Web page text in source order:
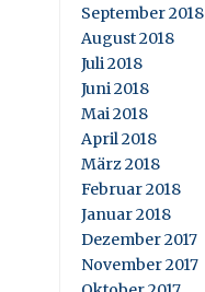
September 2018
August 2018
Juli 2018
Juni 2018
Mai 2018
April 2018
März 2018
Februar 2018
Januar 2018
Dezember 2017
November 2017